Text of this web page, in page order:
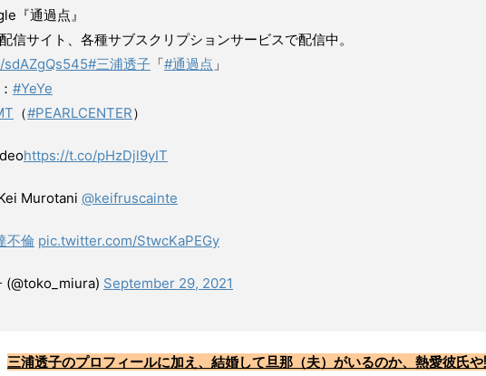
『通過点』
信サイト、各種サブスクリプションサービスで配信中。
#三浦透子 「#通過点 」
#YeYe
（#PEARLCENTER）
https://t.co/pHzDjl9yIT
Murotani @keifruscainte
不倫 pic.twitter.com/StwcKaPEGy
September 29, 2021
三浦透子のプロフィールに加え、結婚して旦那（夫）がいるのか、熱愛彼氏